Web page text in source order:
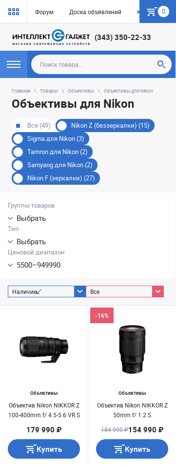
Форум Доска объявлений Как купить
0
(343) 350-22-33
Главная Товары Объективы Объективы для Nikon
Объективы для Nikon
Все (49)
Nikon Z (беззеркалки) (15)
Sigma для Nikon (3)
Tamron для Nikon (2)
Samyang для Nikon (2)
Nikon F (зеркалки) (27)
Группы товаров
Выбрать
Тип
Выбрать
Ценовой диапазон
5500–949990
Наличие Все
Объективы
Объектив Nikon NIKKOR Z
100-400mm f/ 4.5-5.6 VR S
179 990 ₽
Купить
Объективы
Объектив Nikon NIKKOR Z
50mm f/ 1.2 S
-16%
184 990 ₽154 990 ₽
Купить